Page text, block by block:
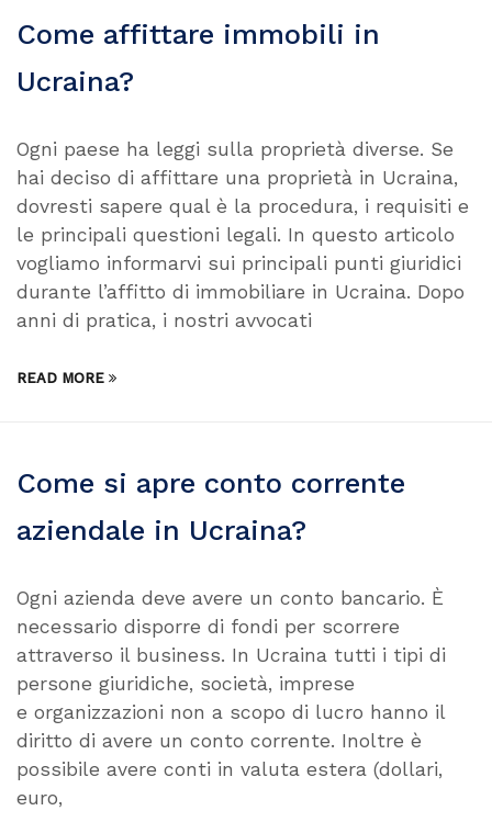
Come affittare immobili in
Ucraina?
Ogni paese ha leggi sulla proprietà diverse. Se
hai deciso di affittare una proprietà in Ucraina,
dovresti sapere qual è la procedura, i requisiti e
le principali questioni legali. In questo articolo
vogliamo informarvi sui principali punti giuridici
durante l’affitto di immobiliare in Ucraina. Dopo
anni di pratica, i nostri avvocati
READ MORE
Come si apre conto corrente
aziendale in Ucraina?
Ogni azienda deve avere un conto bancario. È
necessario disporre di fondi per scorrere
attraverso il business. In Ucraina tutti i tipi di
persone giuridiche, società, imprese
e organizzazioni non a scopo di lucro hanno il
diritto di avere un conto corrente. Inoltre è
possibile avere conti in valuta estera (dollari,
euro,